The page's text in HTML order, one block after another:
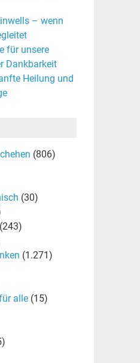
– wenn
für unsere
Dankbarkeit
Heilung und
(806)
(30)
(243)
(1.271)
alle(15)